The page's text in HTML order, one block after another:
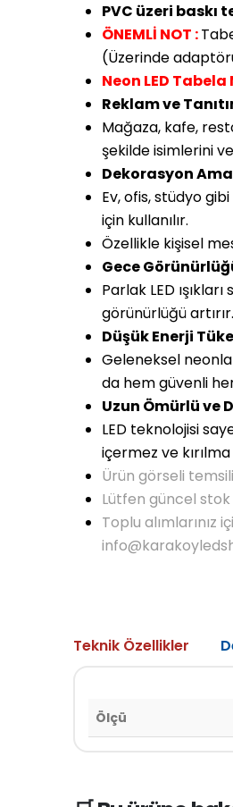
PVC üzeri baskı
ÖNEMLİ NOT :
(Üzerinde
Neon LED Tabela
Reklam ve
Mağaza, kafe,
şekilde isimlerini
Dekorasyon
Ev, ofis, stüdyo
için kullanılır.
Özellikle kişisel
Gece
Parlak LED
görünürlüğü
Düşük Enerji
Geleneksel
da hem güvenli
Uzun Ömürlü ve
LED teknolojisi
içermez ve
Ürün görseli
Lütfen güncel
Toplu alımlarınız
Teknik Özellikler
Ölçü